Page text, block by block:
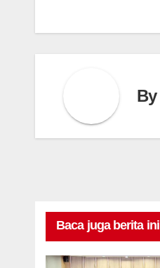
By
Baca juga berita ini